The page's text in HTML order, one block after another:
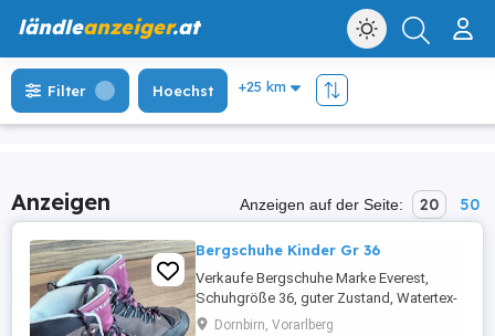
ländleanzeiger.at
Filter Hoechst
Anzeigen Anzeigen auf der Seite: 20 50
Bergschuhe Kinder Gr 36
Verkaufe Bergschuhe Marke Everest,
Schuhgröße 36, guter Zustand, Watertex-
Membran, Fibram-Sohle
Dornbirn, Vorarlberg